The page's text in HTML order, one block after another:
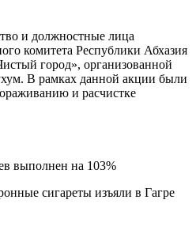
и должностные лица
комитета Республики Абхазия
город», организованной
В рамках данной акции были
и расчистке
выполнен на 103%
сигареты изъяли в Гагре